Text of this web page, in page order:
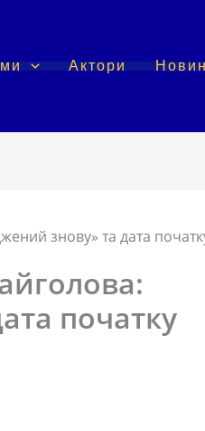
Актори
знову» та дата
початку